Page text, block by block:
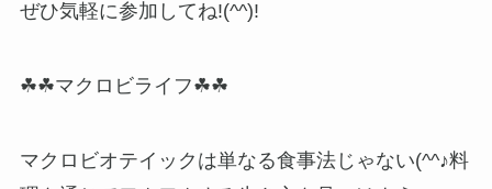
ぜひ気軽に参加してね!(^^)!
☘☘マクロビライフ☘☘
マクロビオテイックは単なる食事法じゃない(^^♪料